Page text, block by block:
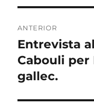
d'entrades
ANTERIOR
Entrada
anterior:
Entrevista
Cabouli per
gallec.